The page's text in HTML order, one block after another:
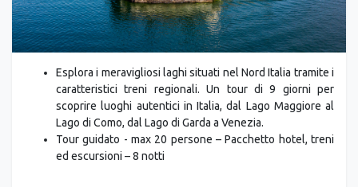
Esplora i meravigliosi laghi situati nel Nord Italia tramite i
caratteristici treni regionali. Un tour di 9 giorni per
scoprire luoghi autentici in Italia, dal Lago Maggiore al
Lago di Como, dal Lago di Garda a Venezia.